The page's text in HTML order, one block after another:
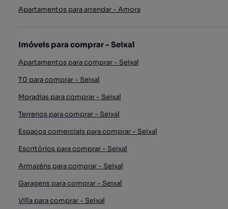
Apartamentos para arrendar - Amora
Imóveis para comprar - Seixal
Apartamentos para comprar - Seixal
T0 para comprar - Seixal
Moradias para comprar - Seixal
Terrenos para comprar - Seixal
Espaços comerciais para comprar - Seixal
Escritórios para comprar - Seixal
Armazéns para comprar - Seixal
Garagens para comprar - Seixal
Villa para comprar - Seixal